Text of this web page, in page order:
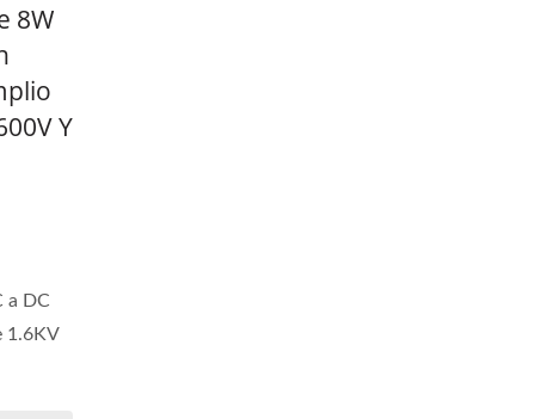
8W
Y
a DC
1.6KV